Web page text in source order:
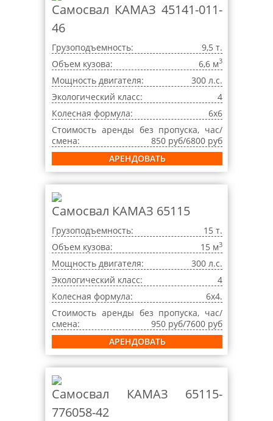
Самосвал КАМАЗ 45141-011-
46
Грузоподъемность:
9,5 т.
Объем кузова:
6,6 м3
Мощность двигателя:
300 л.с.
Экологический класс:
4
Колесная формула:
6x6
Стоимость аренды без пропуска, час/
смена:
850 руб/6800 руб
АРЕНДОВАТЬ
Самосвал КАМАЗ 65115
Грузоподъемность:
15 т.
Объем кузова:
15 м3
Мощность двигателя:
300 л.с.
Экологический класс:
4
Колесная формула:
6x4.
Стоимость аренды без пропуска, час/
смена:
950 руб/7600 руб
АРЕНДОВАТЬ
Самосвал КАМАЗ 65115-
776058-42